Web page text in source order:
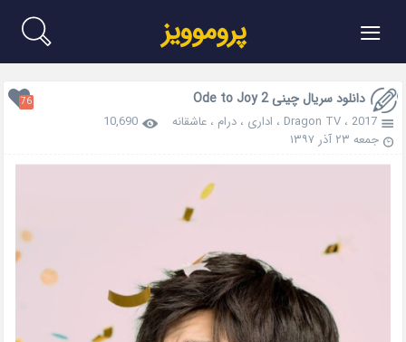
≡ پروموویز
دانلود سریال چینی Ode to Joy 2 76
2017 ،Dragon TV ، اداری ،درام ،عاشقانه
10,690
جمعه ۲۳ آذر ۱۳۹۷